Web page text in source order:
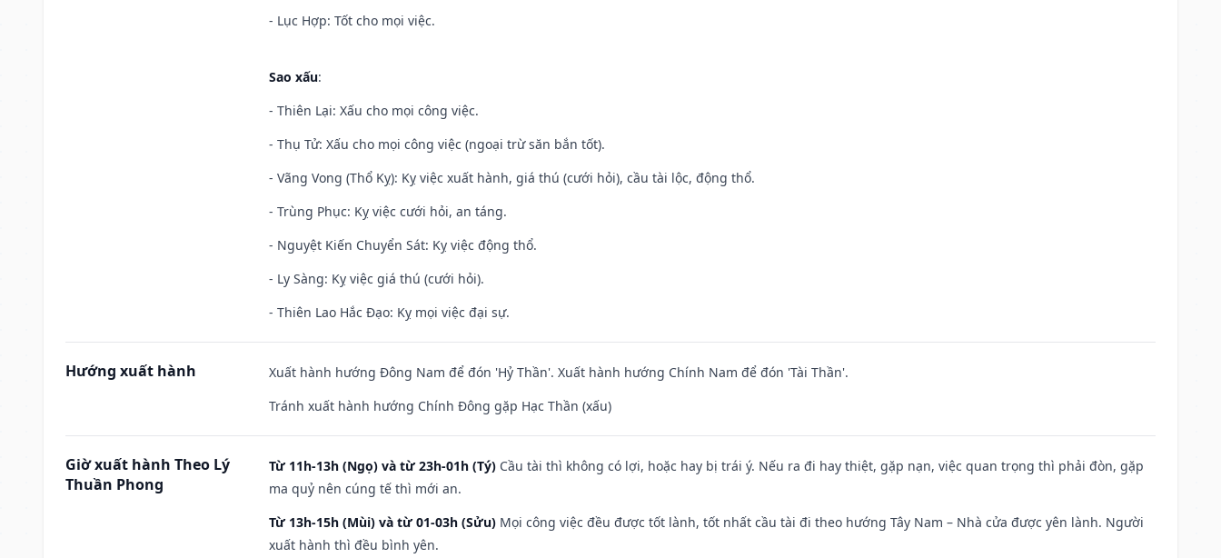
- Lục Hợp: Tốt cho mọi việc.
Sao xấu:
- Thiên Lại: Xấu cho mọi công việc.
- Thụ Tử: Xấu cho mọi công việc (ngoại trừ săn bắn tốt).
- Vãng Vong (Thổ Kỵ): Kỵ việc xuất hành, giá thú (cưới hỏi), cầu tài lộc, động thổ.
- Trùng Phục: Kỵ việc cưới hỏi, an táng.
- Nguyệt Kiến Chuyển Sát: Kỵ việc động thổ.
- Ly Sàng: Kỵ việc giá thú (cưới hỏi).
- Thiên Lao Hắc Đạo: Kỵ mọi việc đại sự.
Hướng xuất hành
Xuất hành hướng Đông Nam để đón 'Hỷ Thần'. Xuất hành hướng Chính Nam để đón 'Tài Thần'.
Tránh xuất hành hướng Chính Đông gặp Hạc Thần (xấu)
Giờ xuất hành Theo Lý
Thuần Phong
Từ 11h-13h (Ngọ) và từ 23h-01h (Tý) Cầu tài thì không có lợi, hoặc hay bị trái ý. Nếu ra đi hay thiệt, gặp nạn, việc quan trọng thì phải đòn, gặp
ma quỷ nên cúng tế thì mới an.
Từ 13h-15h (Mùi) và từ 01-03h (Sửu) Mọi công việc đều được tốt lành, tốt nhất cầu tài đi theo hướng Tây Nam – Nhà cửa được yên lành. Người
xuất hành thì đều bình yên.